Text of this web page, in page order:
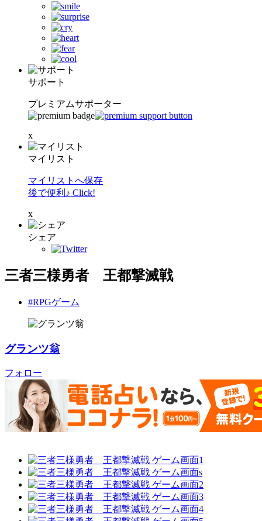
サポート
プレミアムサポーター
x
マイリスト
マイリストへ保存
後で便利♪ Click!
x
シェア
三者三様勇者 王都撃滅戦
#RPGゲーム
グランツ翁
フォロー